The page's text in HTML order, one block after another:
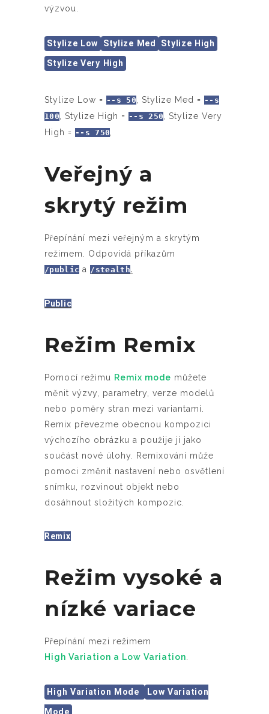
výzvou.
Stylize Low Stylize Med Stylize High
Stylize Very High
Stylize Low = --s 50 , Stylize Med = --s
100 , Stylize High = --s 250
, Stylize Very
High = --s 750
Veřejný a
skrytý režim
Přepínání mezi veřejným a skrytým
režimem. Odpovídá příkazům
/public a /stealth.
Public
Režim Remix
Pomocí režimu Remix mode můžete
měnit výzvy, parametry, verze modelů
nebo poměry stran mezi variantami.
Remix převezme obecnou kompozici
výchozího obrázku a použije ji jako
součást nové úlohy. Remixování může
pomoci změnit nastavení nebo osvětlení
snímku, rozvinout objekt nebo
dosáhnout složitých kompozic.
Remix
Režim vysoké a
nízké variace
Přepínání mezi režimem
High Variation a Low Variation
High Variation Mode Low Variation